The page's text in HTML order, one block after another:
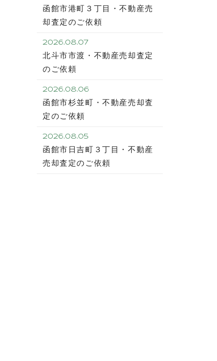
函館市港町３丁目・不動産売
却査定のご依頼
2026.08.07
北斗市市渡・不動産売却査定
のご依頼
2026.08.06
函館市杉並町・不動産売却査
定のご依頼
2026.08.05
函館市日吉町３丁目・不動産
売却査定のご依頼